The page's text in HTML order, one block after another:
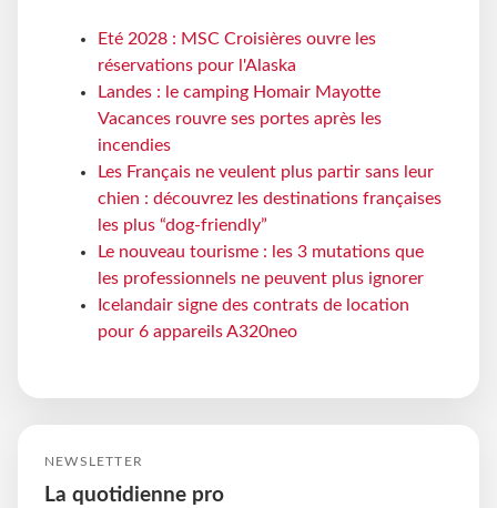
Eté 2028 : MSC Croisières ouvre les
réservations pour l'Alaska
Landes : le camping Homair Mayotte
Vacances rouvre ses portes après les
incendies
Les Français ne veulent plus partir sans leur
chien : découvrez les destinations françaises
les plus “dog-friendly”
Le nouveau tourisme : les 3 mutations que
les professionnels ne peuvent plus ignorer
Icelandair signe des contrats de location
pour 6 appareils A320neo
NEWSLETTER
La quotidienne pro